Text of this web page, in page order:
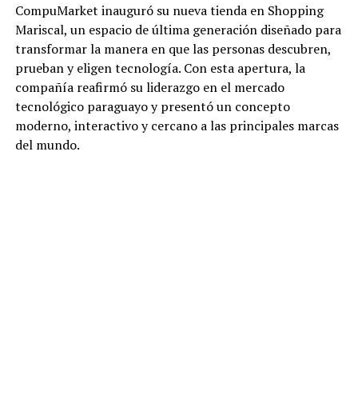
CompuMarket inauguró su nueva tienda en Shopping
Mariscal, un espacio de última generación diseñado para
transformar la manera en que las personas descubren,
prueban y eligen tecnología. Con esta apertura, la
compañía reafirmó su liderazgo en el mercado
tecnológico paraguayo y presentó un concepto
moderno, interactivo y cercano a las principales marcas
del mundo.